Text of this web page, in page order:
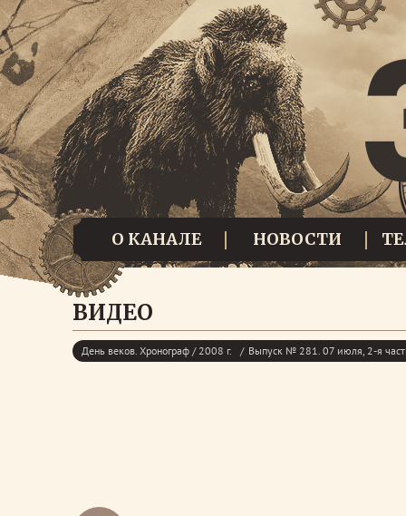
О КАНАЛЕ НОВОСТИ
ВИДЕО
День веков. Хронограф / 2008 г. Выпуск № 281. 07 июля, 2-я